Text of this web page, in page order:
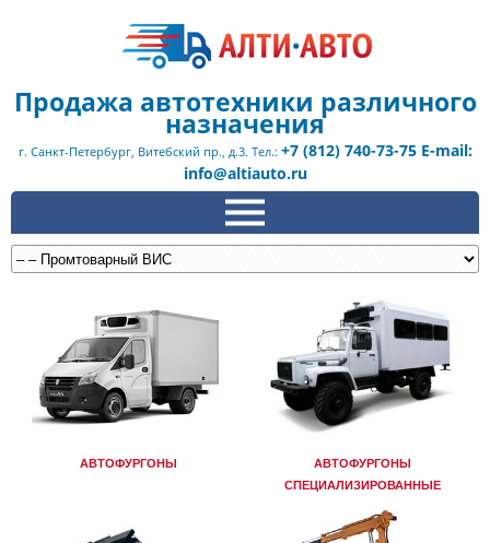
Продажа автотехники различного
назначения
г. Санкт-Петербург, Витебский пр., д.3. Тел.: +7 (812) 740-73-75 E-mail:
info@altiauto.ru
АВТОФУРГОНЫ
АВТОФУРГОНЫ
СПЕЦИАЛИЗИРОВАННЫЕ